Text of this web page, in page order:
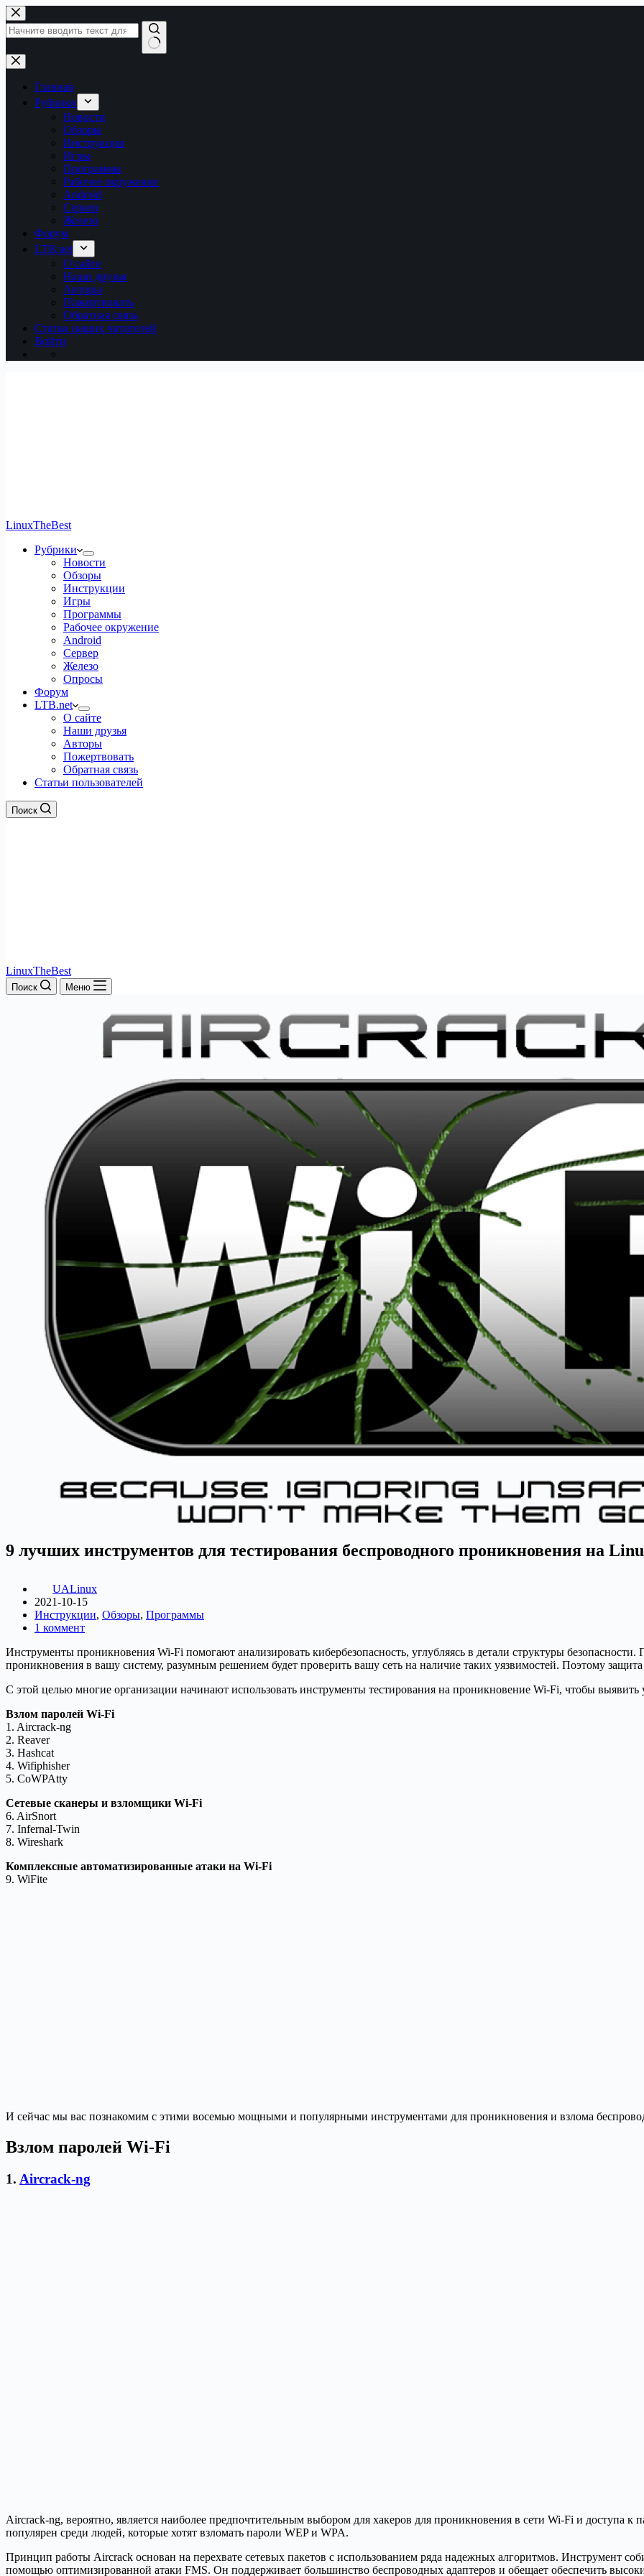
Перейти
к
сути
Ничего
не
найденоГлавная
Рубрики
Новости
Обзоры
Инструкции
Игры
Программы
Рабочее окружение
Android
Сервер
Железо
Форум
LTB.net
О сайте
Наши друзья
Авторы
Пожертвовать
Обратная связь
Статьи наших читателей
Войти
LinuxTheBest
Рубрики
Новости
Обзоры
Инструкции
Игры
Программы
Рабочее окружение
Android
Сервер
Железо
Опросы
Форум
LTB.net
О сайте
Наши друзья
Авторы
Пожертвовать
Обратная связь
Статьи пользователей
Поиск
LinuxTheBest
Поиск Меню
9 лучших инструментов для тестирования беспроводного проникновения на
UALinux
2021-10-15
Инструкции, Обзоры, Программы
1 коммент
Инструменты проникновения Wi-Fi помогают анализировать кибербезопасность, углубляясь в детали структуры
проникновения в вашу систему, разумным решением будет проверить вашу сеть на наличие таких уязвимостей. Поэтому
С этой целью многие организации начинают использовать инструменты тестирования на проникновение Wi-Fi, чтобы выявить
Взлом паролей Wi-Fi
1. Aircrack-ng
2. Reaver
3. Hashcat
4. Wifiphisher
5. CoWPAtty
Сетевые сканеры и взломщики Wi-Fi
6. AirSnort
7. Infernal-Twin
8. Wireshark
Комплексные автоматизированные атаки на Wi-Fi
9. WiFite
И сейчас мы вас познакомим с этими восемью мощными и популярными инструментами для проникновения и взлома
Взлом паролей Wi-Fi
1. Aircrack-ng
Aircrack-ng, вероятно, является наиболее предпочтительным выбором для хакеров для проникновения в сети Wi-Fi и доступа к
популярен среди людей, которые хотят взломать пароли WEP и WPA.
Принцип работы Aircrack основан на перехвате сетевых пакетов с использованием ряда надежных алгоритмов. Инструмент
помощью оптимизированной атаки FMS. Он поддерживает большинство беспроводных адаптеров и обещает обеспечить